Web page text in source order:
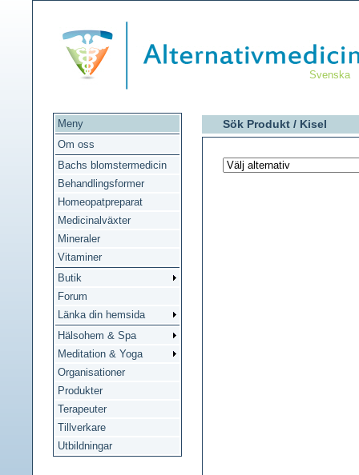
Svenska
Meny
Om oss
Bachs blomstermedicin
Behandlingsformer
Homeopatpreparat
Medicinalväxter
Mineraler
Vitaminer
Butik
Forum
Länka din hemsida
Hälsohem & Spa
Meditation & Yoga
Organisationer
Produkter
Terapeuter
Tillverkare
Utbildningar
Sök Produkt / Kisel